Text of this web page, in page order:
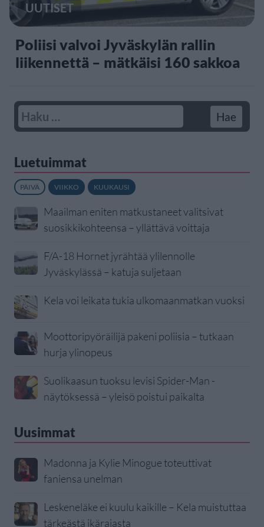
UUTISET
Poliisi valvoi Jyväskylän rallin
liikennettä – mätkäisi 160 sakkoa
Luetuimmat
PÄIVÄ VIIKKO KUUKAUSI
Maailman eniten matkustaneet valitsivat
suosikkikohteensa – yllättävä voittaja
F/A-18 Hornet jyrähtää ylilennolle
Jyväskylässä – katuja suljetaan
Kela voi leikata tukia ulkomaanmatkan vuoksi
Moottoripyöräilijä pakeni poliisia – tutkaan
hurja ylinopeus
Suolikaasun tuoksu levisi Spider-Man -
näytöksessä – yleisö poistui paikalta
Uusimmat
Madonna ja Kylie Minogue toteuttivat
faniensa unelman
Leskeneläke ei kuulu kaikille – Kela muistuttaa
tärkeästä ikärajasta